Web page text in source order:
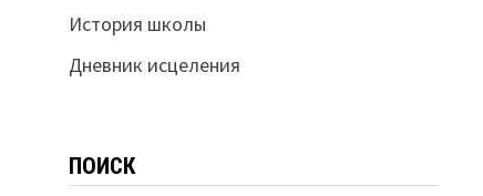
История школы
Дневник исцеления
ПОИСК